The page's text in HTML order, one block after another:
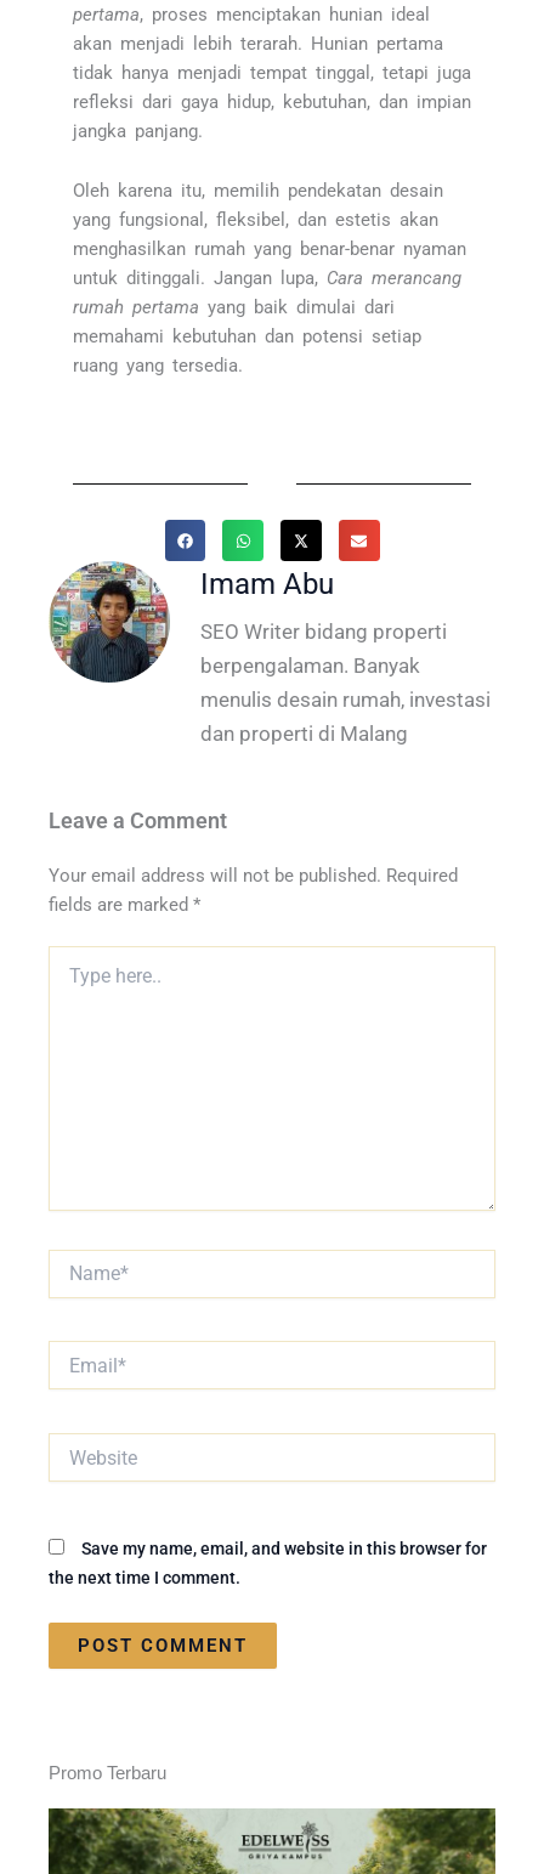
pertama, proses menciptakan hunian ideal
akan menjadi lebih terarah. Hunian pertama
tidak hanya menjadi tempat tinggal, tetapi juga
refleksi dari gaya hidup, kebutuhan, dan impian
jangka panjang.
Oleh karena itu, memilih pendekatan desain
yang fungsional, fleksibel, dan estetis akan
menghasilkan rumah yang benar-benar nyaman
untuk ditinggali. Jangan lupa, Cara merancang
rumah pertama yang baik dimulai dari
memahami kebutuhan dan potensi setiap
ruang yang tersedia.
Imam Abu
SEO Writer bidang properti
berpengalaman. Banyak
menulis desain rumah, investasi
dan properti di Malang
Leave a Comment
Your email address will not be published. Required
fields are marked *
here..
Save my name, email, and website in this browser for
the next time I comment.
Promo Terbaru